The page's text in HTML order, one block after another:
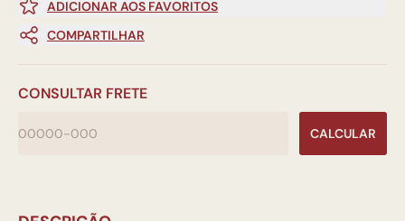
ADICIONAR AOS FAVORITOS
COMPARTILHAR
CONSULTAR FRETE
CALCULAR